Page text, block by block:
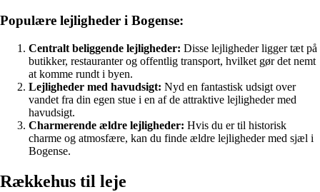
Populære lejligheder i Bogense:
Centralt beliggende lejligheder: Disse lejligheder ligger tæt på
butikker, restauranter og offentlig transport, hvilket gør det nemt
at komme rundt i byen.
Lejligheder med havudsigt: Nyd en fantastisk udsigt over
vandet fra din egen stue i en af de attraktive lejligheder med
havudsigt.
Charmerende ældre lejligheder: Hvis du er til historisk
charme og atmosfære, kan du finde ældre lejligheder med sjæl i
Bogense.
Rækkehus til leje